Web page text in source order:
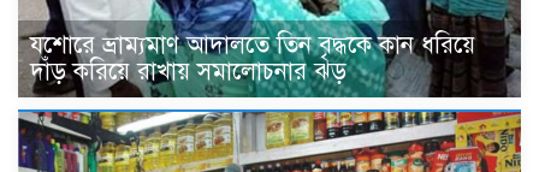
যশোরে ভ্রাম্যমাণ আদালতে তিন বৃদ্ধকে কান ধরিয়ে
দাঁড় করিয়ে রাখায় সমালোচনার ঝড়